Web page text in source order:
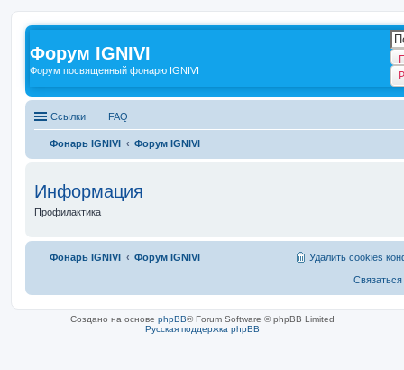
Форум IGNIVI
Форум посвященный фонарю IGNIVI
Ссылки FAQ
Фонарь IGNIVI Форум IGNIVI
Информация
Профилактика
Фонарь IGNIVI Форум IGNIVI Удалить cookies
Создано на основе phpBB® Forum Software © phpBB Limited
Русская поддержка phpBB